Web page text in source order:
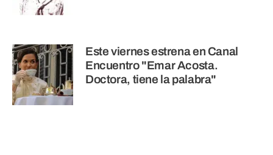
Este viernes estrena en Canal
Encuentro "Emar Acosta.
Doctora, tiene la palabra"